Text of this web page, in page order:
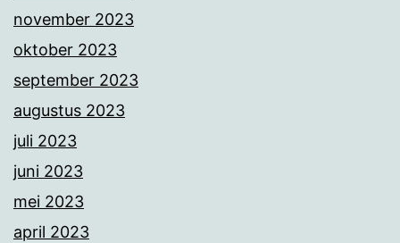
november 2023
oktober 2023
september 2023
augustus 2023
juli 2023
juni 2023
mei 2023
april 2023